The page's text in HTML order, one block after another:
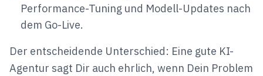
Performance-Tuning und Modell-Updates nach
dem Go-Live.
Der entscheidende Unterschied: Eine gute KI-
Agentur sagt Dir auch ehrlich, wenn Dein Problem